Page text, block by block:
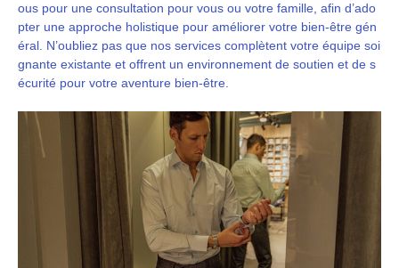
ous pour une consultation pour vous ou votre famille, afin d’ado
pter une approche holistique pour améliorer votre bien-être gén
éral. N’oubliez pas que nos services complètent votre équipe soi
gnante existante et offrent un environnement de soutien et de s
écurité pour votre aventure bien-être.